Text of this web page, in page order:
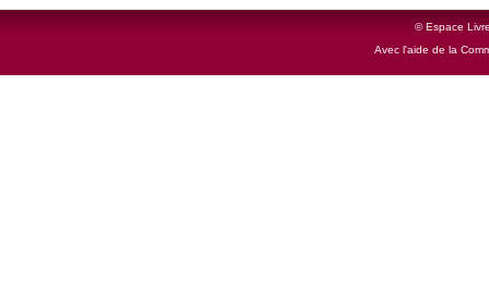
© Espace
Avec l'aide de la